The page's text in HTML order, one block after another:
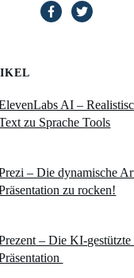
AI –
zu Sprache Tools
– Die dynamische
zu rocken!
– Die KI-